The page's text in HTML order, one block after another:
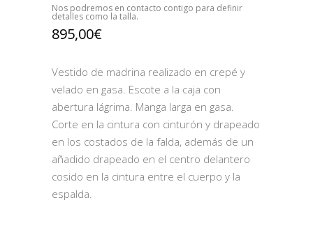
Nos podremos en contacto contigo para definir
detalles como la talla.
895,00€
Vestido de madrina realizado en crepé y
velado en gasa. Escote a la caja con
abertura lágrima. Manga larga en gasa.
Corte en la cintura con cinturón y drapeado
en los costados de la falda, además de un
añadido drapeado en el centro delantero
cosido en la cintura entre el cuerpo y la
espalda.